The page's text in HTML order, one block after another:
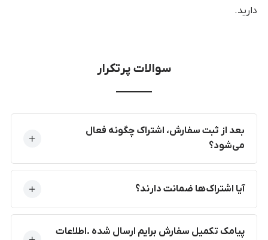
دارید.
سوالات پرتکرار
بعد از ثبت سفارش، اشتراک چگونه فعال
می‌شود؟
آیا اشتراک‌ها ضمانت دارند؟
پیامک تکمیل سفارش برایم ارسال شده .اطلاعات